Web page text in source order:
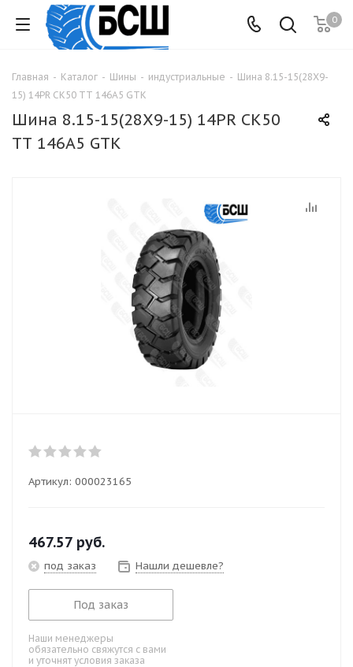
0
Главная - Каталог - Шины - индустриальные - Шина 8.15-15(28Х9-
15) 14PR CK50 TТ 146A5 GTK
Шина 8.15-15(28Х9-15) 14PR CK50
TТ 146A5 GTK
Артикул: 000023165
467.57 руб.
под заказ Нашли дешевле?
Под заказ
Наши менеджеры
обязательно свяжутся с вами
и уточнят условия заказа